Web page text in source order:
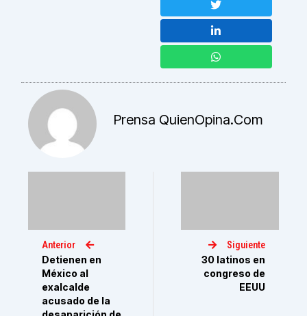
Prensa QuienOpina.com
Anterior
Detienen en
México al
exalcalde
acusado de la
Siguiente
30 latinos en
congreso de
EEUU